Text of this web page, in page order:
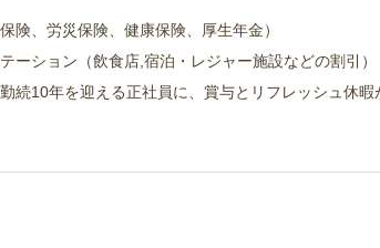
険、労災保険、健康保険、厚生年金）
ーション（飲食店,宿泊・レジャー施設などの割引）
続10年を迎える正社員に、賞与とリフレッシュ休暇